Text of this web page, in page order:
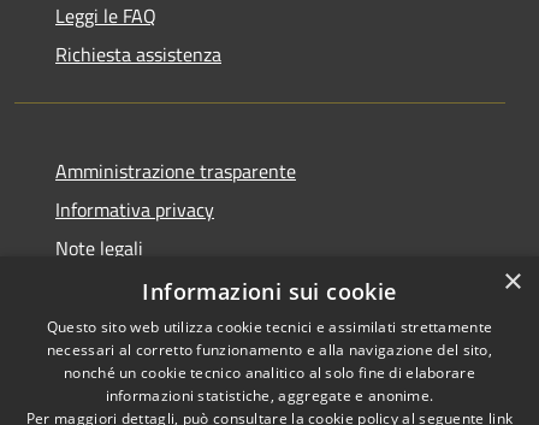
Leggi le FAQ
Richiesta assistenza
Amministrazione trasparente
Informativa privacy
Note legali
Dichiarazione di accessibilità
RSS
Copyright © 2026 • Comune di
×
Informazioni sui cookie
Questo sito web utilizza cookie tecnici e assimilati strettamente
necessari al corretto funzionamento e alla navigazione del sito,
nonché un cookie tecnico analitico al solo fine di elaborare
informazioni statistiche, aggregate e anonime.
Per maggiori dettagli, può consultare la cookie policy al seguente link